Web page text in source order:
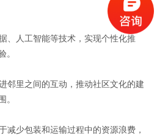
、人工智能等技术，实现个性化推
。
邻里之间的互动，推动社区文化的建
。
减少包装和运输过程中的资源浪费，